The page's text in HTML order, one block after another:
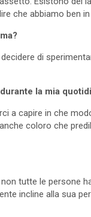
che abbiamo ben
di
la mia
a capire in che
coloro che
tutte le persone
incline alla sua